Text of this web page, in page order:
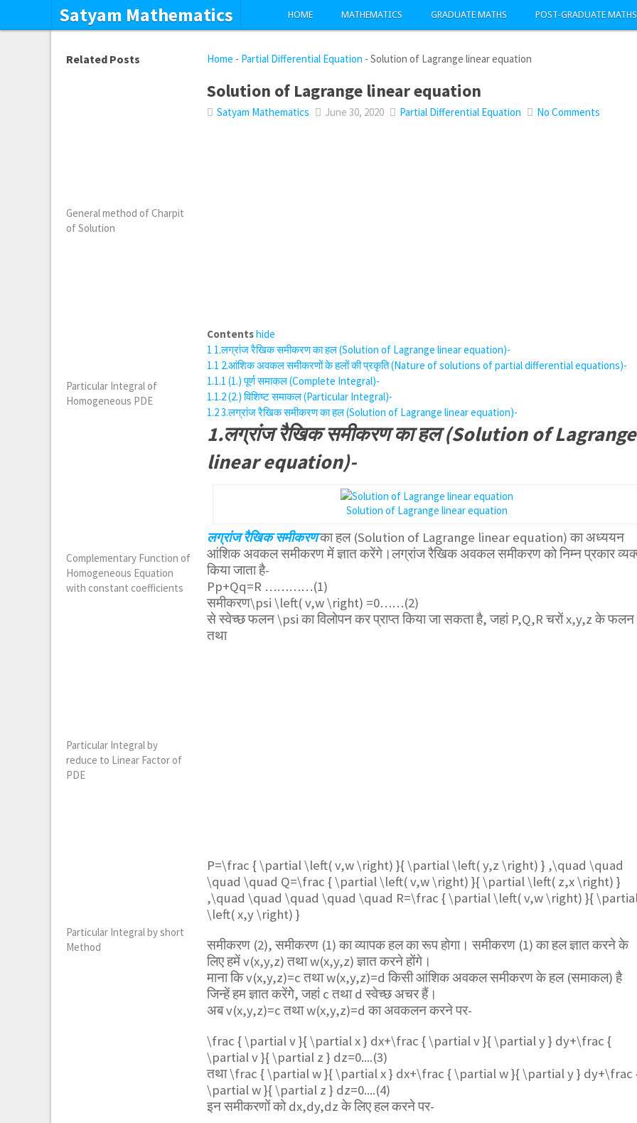
Satyam Mathematics HOME MATHEMATICS GRADUATE MATHS POST-GRADUATE MATHS
Home - Partial Differential Equation -Solution of Lagrange linear equation
Solution of Lagrange linear equation
Satyam Mathematics June 30, 2020 Partial Differential Equation No Comments
Contentshide
1 1.लग्रांज रैखिक समीकरण का हल (Solution of Lagrange linear equation)-
1.1 2.आंशिक अवकल समीकरणों के हलों की प्रकृति (Nature of solutions of partial differential equations)-
1.1.1 (1.) पूर्ण समाकल (Complete Integral)-
1.1.2(2.) विशिष्ट समाकल (Particular Integral)-
1.23.लग्रांज रैखिक समीकरण का हल (Solution of Lagrange linear equation)-
1.लग्रांज रैखिक समीकरण का हल (Solution of Lagrange
linear equation)-
Solution of Lagrange linear equation
लग्रांज रैखिक समीकरणका हल (Solution of Lagrange linear equation) का अध्ययन
आंशिक अवकल समीकरण में ज्ञात करेंगे।लग्रांज रैखिक अवकल समीकरण को निम्न प्रकार
किया जाता है-
Pp+Qq=R …………(1)
समीकरण\psi \left( v,w \right) =0……(2)
से स्वेच्छ फलन\psiका विलोपन कर प्राप्त किया जा सकता है, जहां P,Q,R चरों x,y,z के फलन
तथा
P=\frac { \partial \left( v,w \right) }{ \partial \left( y,z \right) } ,\quad \quad
\quad \quad Q=\frac { \partial \left( v,w \right) }{ \partial \left( z,x \right) }
,\quad \quad \quad \quad \quad R=\frac { \partial \left( v,w \right) }{
\left( x,y \right) }
समीकरण (2), समीकरण (1) का व्यापक हल का रूप होगा। समीकरण (1) का हल ज्ञात करने के
लिए हमें v(x,y,z) तथा w(x,y,z) ज्ञात करने होंगे।
माना कि v(x,y,z)=c तथा w(x,y,z)=d किसी आंशिक अवकल समीकरण के हल (समाकल) है
जिन्हें हम ज्ञात करेंगेे, जहां c तथा d स्वेच्छ अचर हैं।
अब v(x,y,z)=c तथा w(x,y,z)=d का अवकलन करने पर-
\frac { \partial v }{ \partial x } dx+\frac { \partial v }{ \partial y } dy+\frac {
\partial v }{ \partial z } dz=0....(3)
तथा\frac { \partial w }{ \partial x } dx+\frac { \partial w }{ \partial y } dy+\frac
\partial w }{ \partial z } dz=0....(4)
इन समीकरणों को dx,dy,dz के लिए हल करने पर-
Related Posts
General method of Charpit
of Solution
Particular Integral of
Homogeneous PDE
Complementary Function of
Homogeneous Equation
with constant coefficients
Particular Integral by
reduce to Linear Factor of
PDE
Particular Integral by short
Method